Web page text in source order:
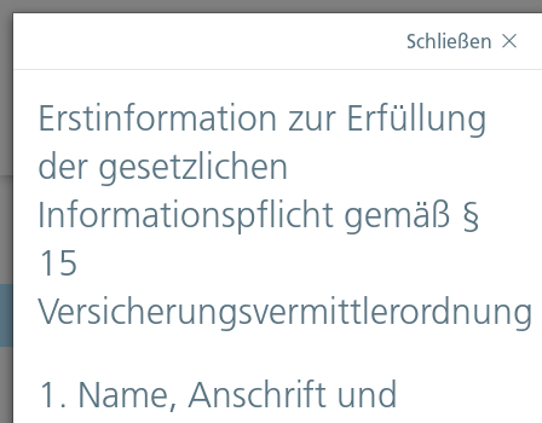
Diese Webseite verwendet Cookies. Wenn Sie weiterhin
Informationen finden Sie auf unserer SeiteDatenschutz
Diese Nachricht nicht erneut anzeigen
Menü
Schließen
Erstinformation zur Erfüllung
der gesetzlichen
Informationspflicht gemäß §
15
Versicherungsvermittlerordnung
1. Name, Anschrift und